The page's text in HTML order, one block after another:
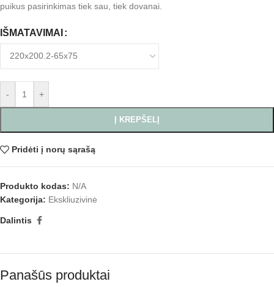
puikus pasirinkimas tiek sau, tiek dovanai.
IŠMATAVIMAI
- +
Į KREPŠELĮ
Pridėti į norų sąrašą
Produkto kodas: N/A
Kategorija: Ekskliuzivinė
Dalintis
Panašūs produktai